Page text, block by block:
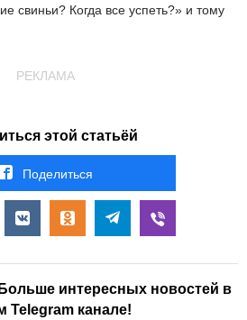
свиньи? Когда все успеть?» и тому
РЕКЛАМА
этой статьёй
Поделиться
интересных новостей в
Telegram канале!